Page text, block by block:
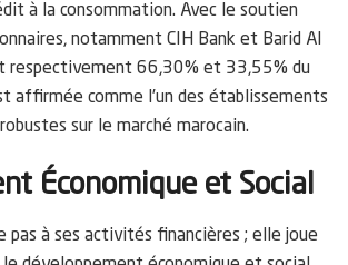
à la consommation. Avec le soutien
notamment CIH Bank et Barid Al
respectivement 66,30% et 33,55% du
affirmée comme l’un des établissements
sur le marché marocain.
Économique et Social
pas à ses activités financières ; elle joue